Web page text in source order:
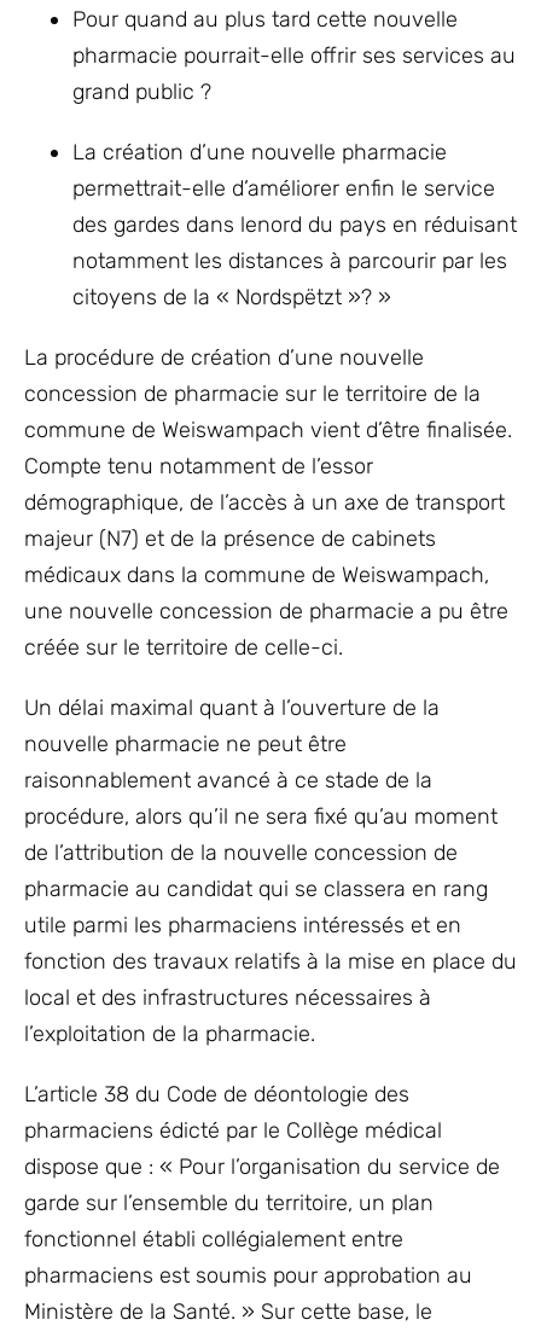
Pour quand au plus tard cette nouvelle
pharmacie pourrait-elle offrir ses services au
grand public ?
La création d’une nouvelle pharmacie
permettrait-elle d’améliorer enfin le service
des gardes dans lenord du pays en réduisant
notamment les distances à parcourir par les
citoyens de la « Nordspëtzt »? »
La procédure de création d’une nouvelle
concession de pharmacie sur le territoire de la
commune de Weiswampach vient d’être finalisée.
Compte tenu notamment de l’essor
démographique, de l’accès à un axe de transport
majeur (N7) et de la présence de cabinets
médicaux dans la commune de Weiswampach,
une nouvelle concession de pharmacie a pu être
créée sur le territoire de celle-ci.
Un délai maximal quant à l’ouverture de la
nouvelle pharmacie ne peut être
raisonnablement avancé à ce stade de la
procédure, alors qu’il ne sera fixé qu’au moment
de l’attribution de la nouvelle concession de
pharmacie au candidat qui se classera en rang
utile parmi les pharmaciens intéressés et en
fonction des travaux relatifs à la mise en place du
local et des infrastructures nécessaires à
l’exploitation de la pharmacie.
L’article 38 du Code de déontologie des
pharmaciens édicté par le Collège médical
dispose que : « Pour l’organisation du service de
garde sur l’ensemble du territoire, un plan
fonctionnel établi collégialement entre
pharmaciens est soumis pour approbation au
Ministère de la Santé. » Sur cette base, le